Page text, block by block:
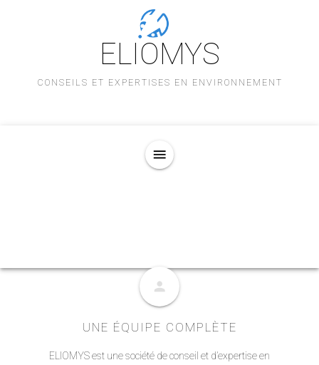
ELIOMYS
CONSEILS ET EXPERTISES EN ENVIRONNEMENT
menu
person
UNE ÉQUIPE COMPLÈTE
ELIOMYS est une société de conseil et d’expertise en